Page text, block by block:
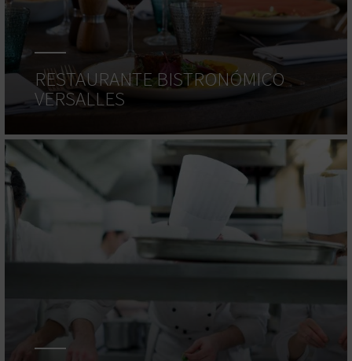
RESTAURANTE BISTRONÓMICO
VERSALLES